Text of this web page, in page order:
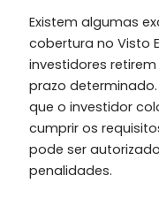
Existem algumas
cobertura no Visto
investidores
prazo
que o investidor
cumprir os
pode ser
penalidades.